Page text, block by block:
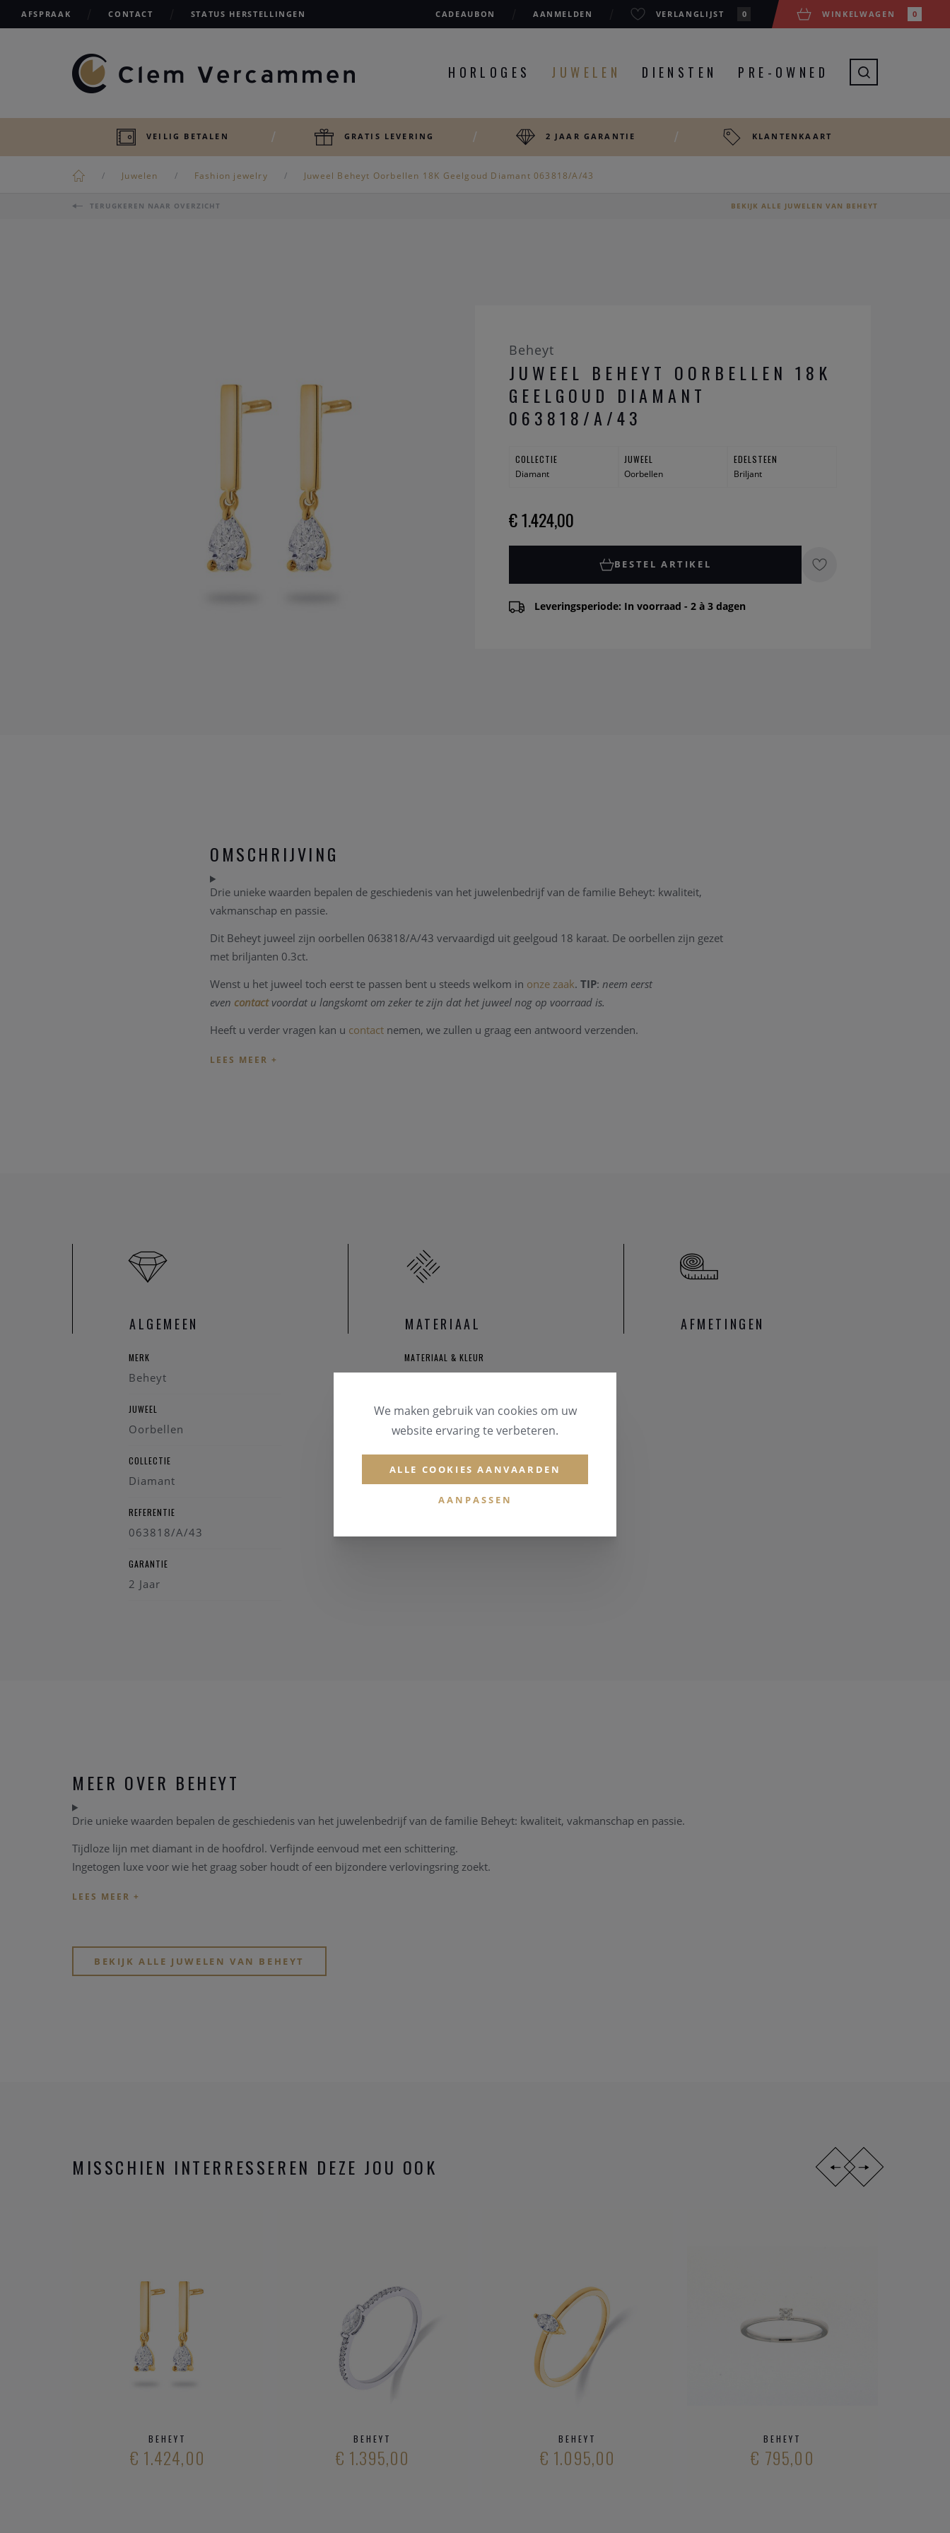
AFSPRAAK CONTACT STATUS HERSTELLINGEN CADEAUBON AANMELDEN VERLANGLIJST 0 WINKELWAGEN 0
HORLOGES JUWELEN DIENSTEN PRE-OWNED
VEILIG BETALEN GRATIS LEVERING 2 JAAR GARANTIE KLANTENKAART
Juwelen Fashion jewelry Juweel Beheyt Oorbellen 18K Geelgoud Diamant 063818/A/43
TERUGKEREN NAAR OVERZICHT BEKIJK ALLE JUWELEN VAN BEHEYT
Beheyt
JUWEEL BEHEYT OORBELLEN 18K
GEELGOUD DIAMANT
063818/A/43
COLLECTIE
Diamant
JUWEEL
Oorbellen
EDELSTEEN
Briljant
€ 1.424,00
BESTEL ARTIKEL
Leveringsperiode: In voorraad - 2 à 3 dagen
OMSCHRIJVING
Drie unieke waarden bepalen de geschiedenis van het juwelenbedrijf van de familie Beheyt: kwaliteit,
vakmanschap en passie.
Dit Beheyt juweel zijn oorbellen 063818/A/43 vervaardigd uit geelgoud 18 karaat. De oorbellen zijn gezet
met briljanten 0.3ct.
Wenst u het juweel toch eerst te passen bent u steeds welkom in onze zaak. TIP: neem eerst
even contact voordat u langskomt om zeker te zijn dat het juweel nog op voorraad is.
Heeft u verder vragen kan u contact nemen, we zullen u graag een antwoord verzenden.
ALGEMEEN
MERK
Beheyt
JUWEEL
Oorbellen
COLLECTIE
Diamant
REFERENTIE
063818/A/43
GARANTIE
2 Jaar
MATERIAAL
MATERIAAL & KLEUR
Goud 18 karaat
EDELSTENEN
Briljant
AFMETINGEN
MEER OVER BEHEYT
Drie unieke waarden bepalen de geschiedenis van het juwelenbedrijf van de familie Beheyt: kwaliteit, vakmanschap en passie.
Tijdloze lijn met diamant in de hoofdrol. Verfijnde eenvoud met een schittering.
Ingetogen luxe voor wie het graag sober houdt of een bijzondere verlovingsring zoekt.
BEKIJK ALLE JUWELEN VAN BEHEYT
MISSCHIEN INTERRESSEREN DEZE JOU OOK
BEHEYT
€ 1.424,00
BEHEYT
€ 1.395,00
BEHEYT
€ 1.095,00
BEHEYT
€ 795,00
We maken gebruik van cookies om uw
website ervaring te verbeteren.
ALLE COOKIES AANVAARDEN
AANPASSEN